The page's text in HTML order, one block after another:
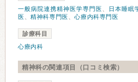
一般病院連携精神医学専門医 、 日本睡眠
医 、精神科専門医 、心療内科専門医
診療科目
心療内科
精神科の関連項目（口コミ検索）